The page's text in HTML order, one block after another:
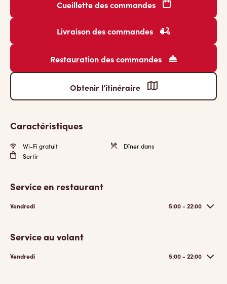
Cueillette des commandes
Livraison des commandes
Restauration des commandes
Obtenir l’itinéraire
Caractéristiques
Wi-Fi gratuit
Dîner dans
Sortir
Service en restaurant
Vendredi 5:00 - 22:00
Service au volant
Vendredi 5:00 - 22:00